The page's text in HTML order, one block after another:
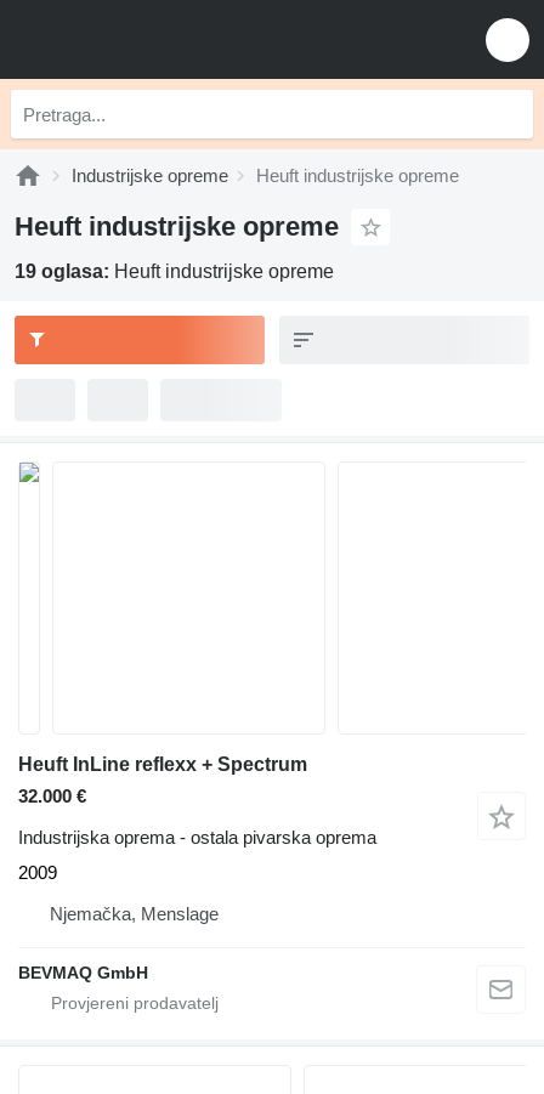
Industrijske opreme Heuft industrijske opreme
Heuft industrijske opreme
19 oglasa: Heuft industrijske opreme
Heuft InLine reflexx + Spectrum
32.000 €
Industrijska oprema - ostala pivarska oprema
2009
Njemačka, Menslage
BEVMAQ GmbH